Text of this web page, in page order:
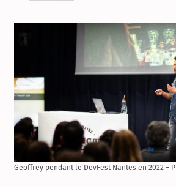
Geoffrey pendant le DevFest Nantes en 2022 –